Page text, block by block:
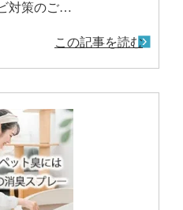
対策のご…
この記事を読む